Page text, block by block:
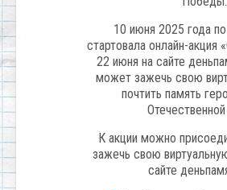
10 июня 2025 года
стартовала онлайн-акция
22 июня на сайте
может зажечь свою
почтить память
К акции можно
зажечь свою
сайте